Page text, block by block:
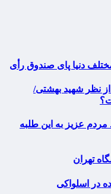
دنیا پای صندوق رأی
نظر شهید بهشتی/
مردم عزیز به این طلبه
تهران
در اسلواکی